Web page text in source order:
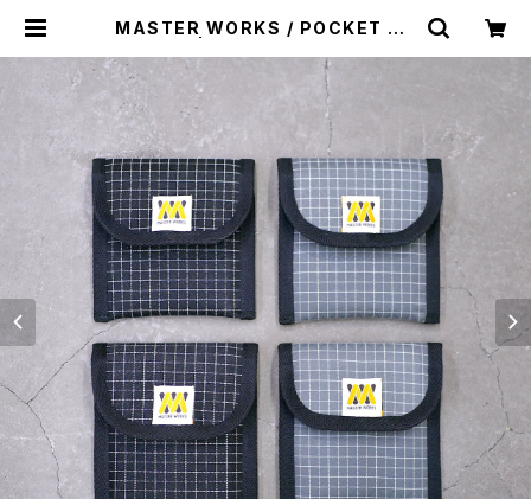
MASTER WORKS / POCKET AS
ントバレーハウス